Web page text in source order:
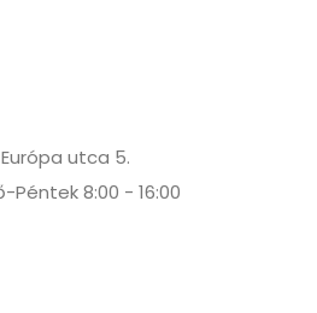
utca 5.
8:00 - 16:00